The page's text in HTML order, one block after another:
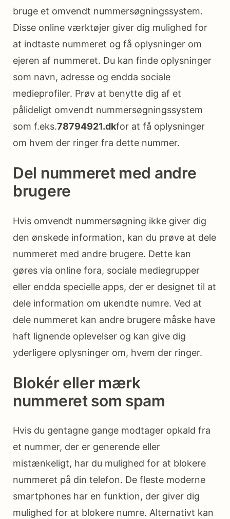
bruge et omvendt nummersøgningssystem.
Disse online værktøjer giver dig mulighed for
at indtaste nummeret og få oplysninger om
ejeren af nummeret. Du kan finde oplysninger
som navn, adresse og endda sociale
medieprofiler. Prøv at benytte dig af et
pålideligt omvendt nummersøgningssystem
som f.eks.78794921.dkfor at få oplysninger
om hvem der ringer fra dette nummer.
Del nummeret med andre
brugere
Hvis omvendt nummersøgning ikke giver dig
den ønskede information, kan du prøve at dele
nummeret med andre brugere. Dette kan
gøres via online fora, sociale mediegrupper
eller endda specielle apps, der er designet til at
dele information om ukendte numre. Ved at
dele nummeret kan andre brugere måske have
haft lignende oplevelser og kan give dig
yderligere oplysninger om, hvem der ringer.
Blokér eller mærk
nummeret som spam
Hvis du gentagne gange modtager opkald fra
et nummer, der er generende eller
mistænkeligt, har du mulighed for at blokere
nummeret på din telefon. De fleste moderne
smartphones har en funktion, der giver dig
mulighed for at blokere numre. Alternativt kan